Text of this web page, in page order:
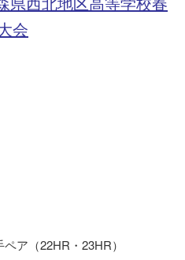
会
ア（22HR・23HR）